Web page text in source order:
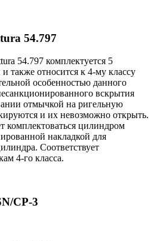
54.797
54.797 комплектуется 5
также относится к 4-му классу
особенностью данного
вскрытия
отмычкой на ригельную
и их невозможно открыть.
комплектоваться цилиндром
накладкой для
Соответствует
4-го класса.
CP-3